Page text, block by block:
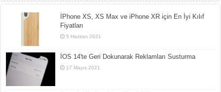
İPhone XS, XS Max ve iPhone XR için En İyi Kılıf
Fiyatları
5 Haziran 2021
İOS 14'te Geri Dokunarak Reklamları Susturma
17 Mayıs 2021